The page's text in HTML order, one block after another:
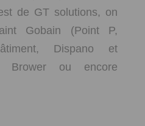
de GT solutions, on
Gobain (Point P,
Dispano et
Brower ou encore